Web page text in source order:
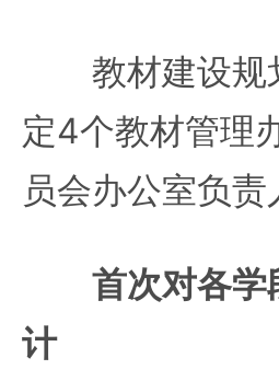
教材建设规
定4个教材管理
员会办公室负
首次对各学
计